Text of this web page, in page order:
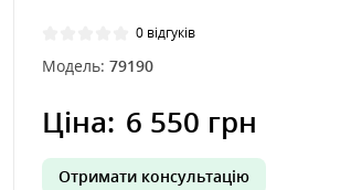
0 відгуків
Модель: 79190
Ціна: 6 550 грн
Отримати консультацію